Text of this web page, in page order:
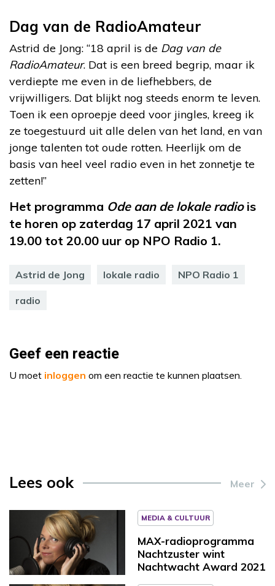
Dag van de RadioAmateur
Astrid de Jong: “18 april is de Dag van de
RadioAmateur. Dat is een breed begrip, maar ik
verdiepte me even in de liefhebbers, de
vrijwilligers. Dat blijkt nog steeds enorm te leven.
Toen ik een oproepje deed voor jingles, kreeg ik
ze toegestuurd uit alle delen van het land, en van
jonge talenten tot oude rotten. Heerlijk om de
basis van heel veel radio even in het zonnetje te
zetten!”
Het programma Ode aan de lokale radiois
te horen op zaterdag 17 april 2021 van
19.00 tot 20.00 uur op NPO Radio 1.
Astrid de Jong lokale radio NPO Radio 1
radio
Geef een reactie
U moet inloggen om een reactie te kunnen plaatsen.
Lees ook Meer
MEDIA & CULTUUR
MAX-radioprogramma
Nachtzuster wint
Nachtwacht Award 2021